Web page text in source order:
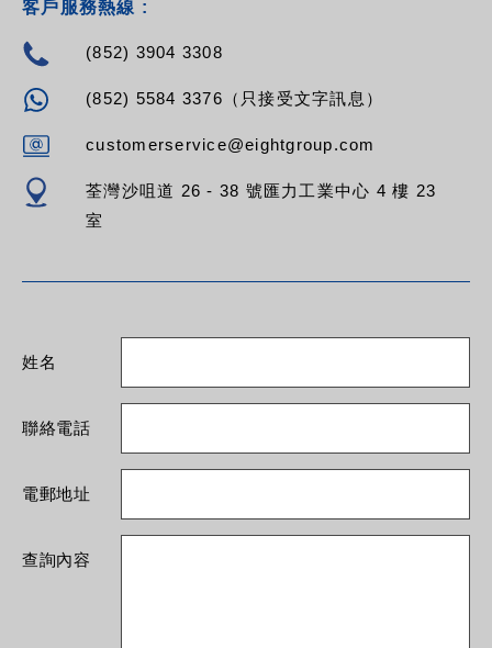
客戶服務熱線 :
(852) 3904 3308
(852) 5584 3376（只接受文字訊息）
customerservice@eightgroup.com
荃灣沙咀道 26 - 38 號匯力工業中心 4 樓 23
室
姓名
聯絡電話
電郵地址
查詢內容